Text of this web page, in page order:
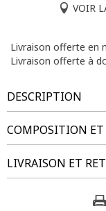
VOIR
Livraison offerte en
Livraison offerte à
DESCRIPTION
Tregging à motif
Longueur longue.
large ceinture
poche ticket
léopard. Tissu
sur les poches
COMPOSITION ET
Tissu principal :
ELASTHANE
Composition et
LIVRAISON ET
NOS MODES